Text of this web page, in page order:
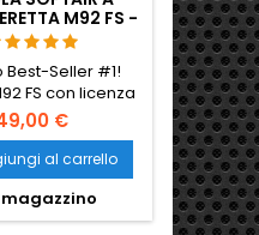
M92 FS -
UFFICIALE
Best-Seller #1!
FS con licenza
Umarex. Cane
componenti in
loghi autentici.
per l'inverno.
€
al carrello
magazzino